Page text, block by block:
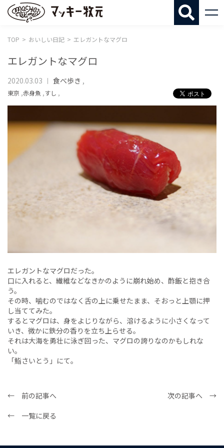
TOP おいしい日記 エレガントなマグロ
エレガントなマグロ
2020.03.03 食べ歩き ,
東京 ,赤身魚 ,すし ,
エレガントなマグロだった。
口に入れると、繊維などなきかのように崩れ始め、酢飯と抱き合
う。
その時、噛むのではなく舌の上に乗せたまま、そおっと上顎に押
し当ててみた。
するとマグロは、身をよじりながら、溶けるように小さくなって
いき、微かに鉄分の香りを立ち上らせる。
それは大海を勇壮に泳ぎ回った、マグロの誇りなのかもしれな
い。
「鮨さいとう」にて。
← 前の記事へ
次の記事へ →
← 一覧に戻る